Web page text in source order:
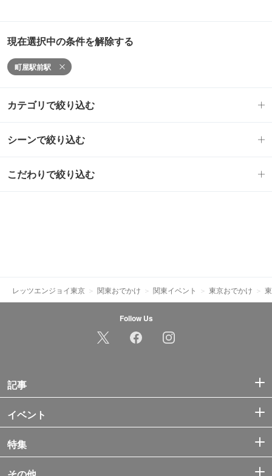
現在選択中の条件を解除する
町屋駅前駅
カテゴリで絞り込む
シーンで絞り込む
こだわりで絞り込む
レッツエンジョイ東京 関東おでかけ 関東イベント 東京おでかけ
Follow Us
記事
イベント
特集